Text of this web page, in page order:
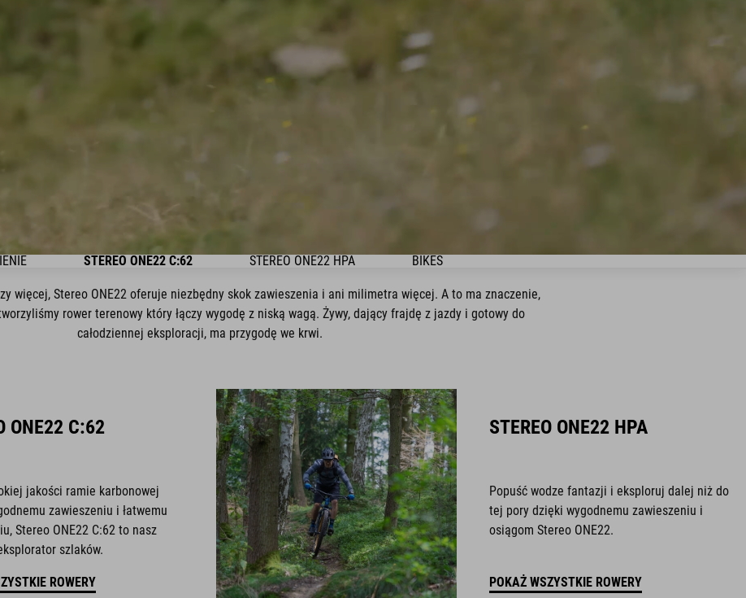
STEREO ONE22 C:62 STEREO ONE22 HPA BIKES
więcej, Stereo ONE22 oferuje niezbędny skok zawieszenia i ani milimetra więcej. A to ma znaczenie,
rower terenowy który łączy wygodę z niską wagą. Żywy, dający frajdę z jazdy i gotowy do
całodziennej eksploracji, ma przygodę we krwi.
ONE22 C:62
jakości ramie karbonowej
zawieszeniu i łatwemu
Stereo ONE22 C:62 to nasz
szlaków.
ROWERY
STEREO ONE22 HPA
Popuść wodze fantazji i eksploruj dalej niż do
tej pory dzięki wygodnemu zawieszeniu i
osiągom Stereo ONE22.
POKAŻ WSZYSTKIE ROWERY